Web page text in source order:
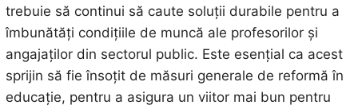
trebuie să continui să caute soluții durabile pentru a
îmbunătăți condițiile de muncă ale profesorilor și
angajaților din sectorul public. Este esențial ca acest
sprijin să fie însoțit de măsuri generale de reformă în
educație, pentru a asigura un viitor mai bun pentru